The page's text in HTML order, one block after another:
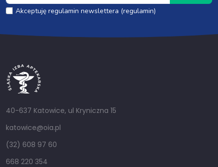
Akceptuję regulamin newslettera (regulamin)
40-637 Katowice, ul Kryniczna 15
katowice@oia.pl
(32) 608 97 60
668 220 354